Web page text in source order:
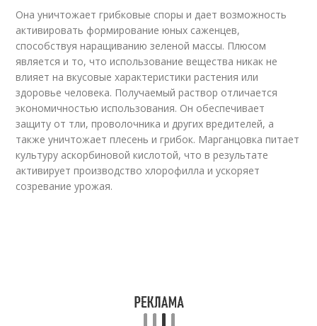
Она уничтожает грибковые споры и дает возможность
активировать формирование юных саженцев,
способствуя наращиванию зеленой массы. Плюсом
является и то, что использование вещества никак не
влияет на вкусовые характеристики растения или
здоровье человека. Получаемый раствор отличается
экономичностью использования. Он обеспечивает
защиту от тли, проволочника и других вредителей, а
также уничтожает плесень и грибок. Марганцовка питает
культуру аскорбиновой кислотой, что в результате
активирует производство хлорофилла и ускоряет
созревание урожая.